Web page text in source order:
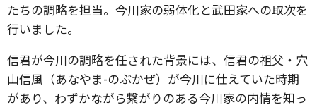
たちの調略を担当。今川家の弱体化と武田家への取次を
行いました。
信君が今川の調略を任された背景には、信君の祖父・穴
山信風（あなやま-のぶかぜ）が今川に仕えていた時期
があり、わずかながら繋がりのある今川家の内情を知っ